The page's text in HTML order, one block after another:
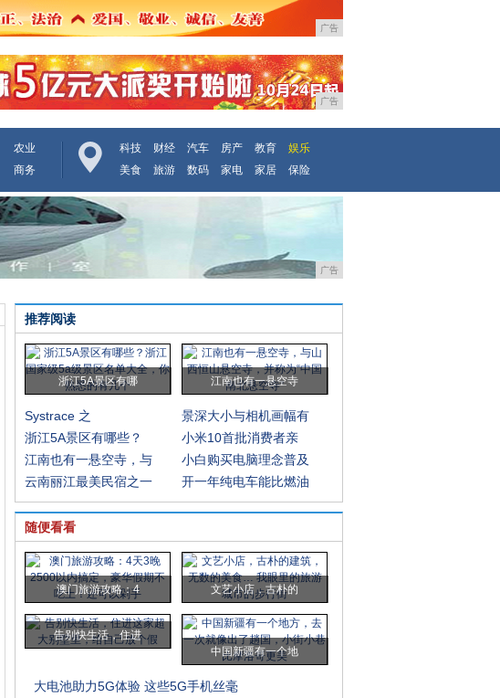
广告
广告
农业
商务
科技 财经 汽车 房产 教育
娱乐
美食
旅游 数码 家电 家居 保险
广告
推荐阅读
浙江5A景区有哪 江南也有一悬空寺
Systrace 之
景深大小与相机画幅有
浙江5A景区有哪些？
小米10首批消费者亲
江南也有一悬空寺，与
小白购买电脑理念普及
云南丽江最美民宿之一
开一年纯电车能比燃油
随便看看
澳门旅游攻略：4 文艺小店，古朴的
告别快生活，住进
中国新疆有一个地
大电池助力5G体验 这些5G手机丝毫